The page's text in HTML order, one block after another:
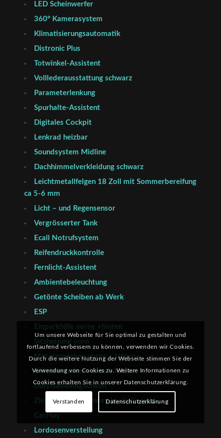
LED Scheinwerfer
360° Kamerasystem
Klimatisierungsautomatik
Distronic Plus
Totwinkel-Assistent
Volllederausstattung schwarz
Parameterlenkung
Spurhalte-Assistent
Digitales Cockpit
Lenkrad heizbar
Soundsystem Midline
Dachhimmelverkleidung schwarz
Leichtmetallfelgen 18 Zoll mit Sommerbereifung
ca 5-6 mm
Licht – und Regensensor
Vergrösserter Tank
Ecall Notrufsystem
Reifendruckkontrolle
Fernlicht-Assistent
Ambientebeleuchtung
Getönte Scheiben ab Werk
ESP
Einparkhilfe vorne +hinten
Sitzheizung vorn
Mittelarmlehne vorne + hinten
Getränkehalter vorne + hinten
Durchlademöglichkeit
Zierelemente-schwarz hochglänzend
CarPlay
Lordosenverstellung
Um unsere Webseite für Sie optimal zu gestalten und
fortlaufend verbessern zu können, verwenden wir Cookies.
Durch die weitere Nutzung der Webseite stimmen Sie der
Verwendung von Cookies zu. Weitere Informationen zu
Cookies erhalten Sie in unserer Datenschutzerklärung.
Verstanden Datenschutzerklärung